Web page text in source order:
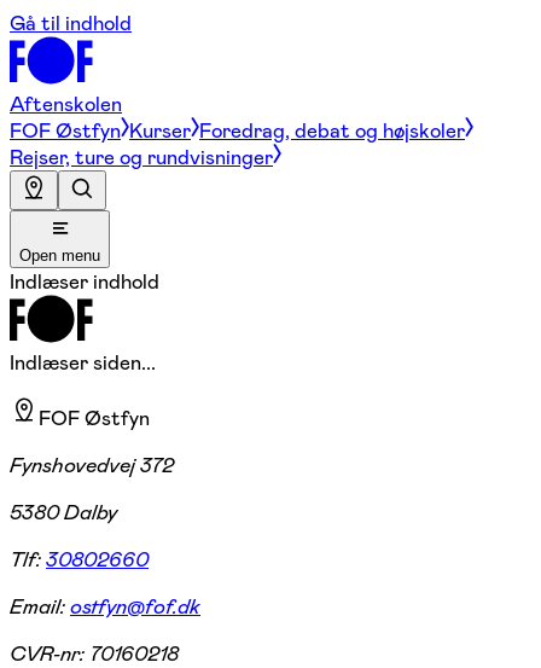
Gå til indhold
Aftenskolen
FOF Østfyn Kurser Foredrag, debat og højskoler
Rejser, ture og rundvisninger
Open menu
Indlæser indhold
Indlæser siden...
FOF Østfyn
Fynshovedvej 372
5380 Dalby
Tlf:30802660
Email:ostfyn@fof.dk
CVR-nr: 70160218